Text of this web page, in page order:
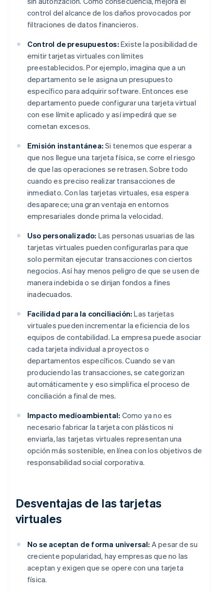
control del alcance de los daños provocados por
filtraciones de datos financieros.
Control de presupuestos: Existe la posibilidad de
emitir tarjetas virtuales con límites
preestablecidos. Por ejemplo, imagina que a un
departamento se le asigna un presupuesto
específico para adquirir software. Entonces ese
departamento puede configurar una tarjeta virtual
con ese límite aplicado y así impedirá que se
cometan excesos.
Emisión instantánea: Si tenemos que esperar a
que nos llegue una tarjeta física, se corre el riesgo
de que las operaciones se retrasen. Sobre todo
cuando es preciso realizar transacciones de
inmediato. Con las tarjetas virtuales, esa espera
desaparece; una gran ventaja en entornos
empresariales donde prima la velocidad.
Uso personalizado: Las personas usuarias de las
tarjetas virtuales pueden configurarlas para que
solo permitan ejecutar transacciones con ciertos
negocios. Así hay menos peligro de que se usen de
manera indebida o se dirijan fondos a fines
inadecuados.
Facilidad para la conciliación: Las tarjetas
virtuales pueden incrementar la eficiencia de los
equipos de contabilidad. La empresa puede asociar
cada tarjeta individual a proyectos o
departamentos específicos. Cuando se van
produciendo las transacciones, se categorizan
automáticamente y eso simplifica el proceso de
conciliación a final de mes.
Impacto medioambiental: Como ya no es
necesario fabricar la tarjeta con plásticos ni
enviarla, las tarjetas virtuales representan una
opción más sostenible, en línea con los objetivos de
responsabilidad social corporativa.
Desventajas de las tarjetas
virtuales
No se aceptan de forma universal: A pesar de su
creciente popularidad, hay empresas que no las
aceptan y exigen que se opere con una tarjeta
física.